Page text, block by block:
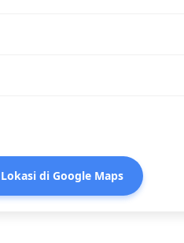
di Google Maps